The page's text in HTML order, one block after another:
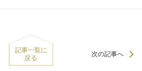
記事一覧に
戻る
次の記事へ